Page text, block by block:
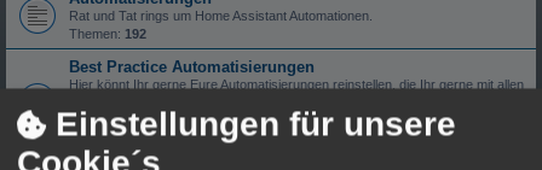
Rat und Tat rings um Home Assistant Automationen.
Themen: 192
Best Practice Automatisierungen
Hier könnt Ihr gerne Eure Automatisierungen reinstellen, die Ihr gerne mit allen
erwünscht.
Themen:17
Einstellungen für unsere
Cookie´s